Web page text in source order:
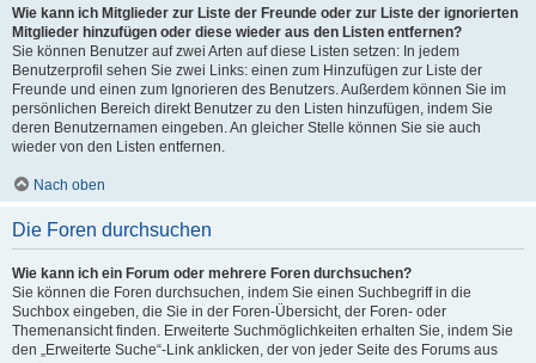
Wie kann ich Mitglieder zur Liste der Freunde oder zur Liste der ignorierten
Mitglieder hinzufügen oder diese wieder aus den Listen entfernen?
Sie können Benutzer auf zwei Arten auf diese Listen setzen: In jedem
Benutzerprofil sehen Sie zwei Links: einen zum Hinzufügen zur Liste der
Freunde und einen zum Ignorieren des Benutzers. Außerdem können Sie im
persönlichen Bereich direkt Benutzer zu den Listen hinzufügen, indem Sie
deren Benutzernamen eingeben. An gleicher Stelle können Sie sie auch
wieder von den Listen entfernen.
Nach oben
Die Foren durchsuchen
Wie kann ich ein Forum oder mehrere Foren durchsuchen?
Sie können die Foren durchsuchen, indem Sie einen Suchbegriff in die
Suchbox eingeben, die Sie in der Foren-Übersicht, der Foren- oder
Themenansicht finden. Erweiterte Suchmöglichkeiten erhalten Sie, indem Sie
den „Erweiterte Suche“-Link anklicken, der von jeder Seite des Forums aus